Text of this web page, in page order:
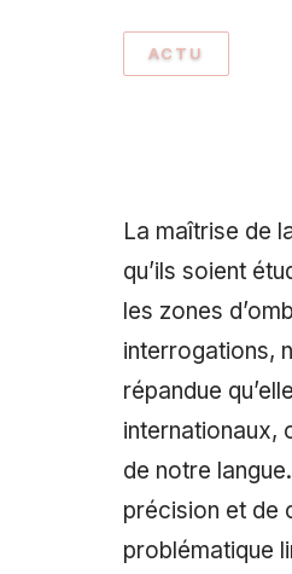
ACTU
La maîtrise de
qu’ils soient
les zones
interrogations,
répandue
internationaux,
de notre
précision et de
problématique